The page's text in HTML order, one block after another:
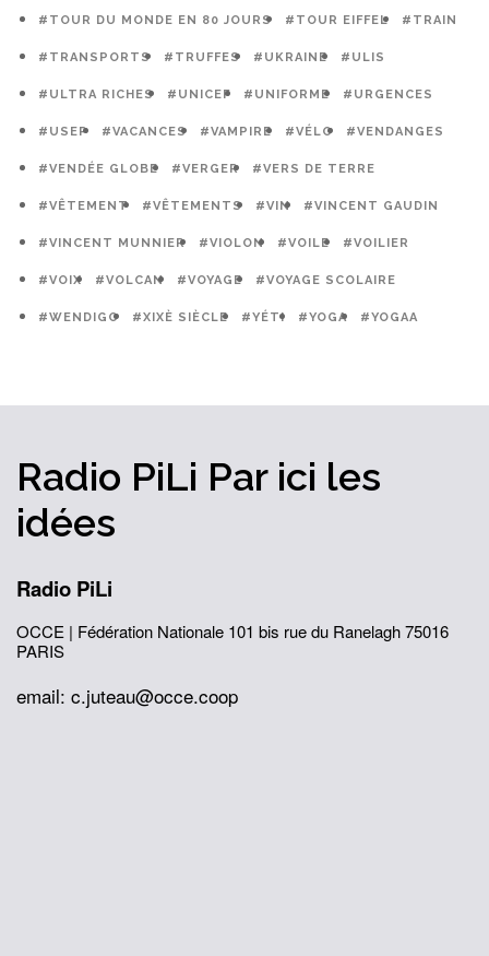
#TOUR DU MONDE EN 80 JOURS #TOUR EIFFEL #TRAIN
#TRANSPORTS #TRUFFES #UKRAINE #ULIS
#ULTRA RICHES #UNICEF #UNIFORME #URGENCES
#USEP #VACANCES #VAMPIRE #VÉLO #VENDANGES
#VENDÉE GLOBE #VERGER #VERS DE TERRE
#VÊTEMENT #VÊTEMENTS #VIN #VINCENT GAUDIN
#VINCENT MUNNIER #VIOLON #VOILE #VOILIER
#VOIX #VOLCAN #VOYAGE #VOYAGE SCOLAIRE
#WENDIGO #XIXÈ SIÈCLE #YÉTI #YOGA #YOGAA
Radio PiLi Par ici les
idées
Radio PiLi
OCCE | Fédération Nationale 101 bis rue du Ranelagh75016
PARIS
email: c.juteau@occe.coop